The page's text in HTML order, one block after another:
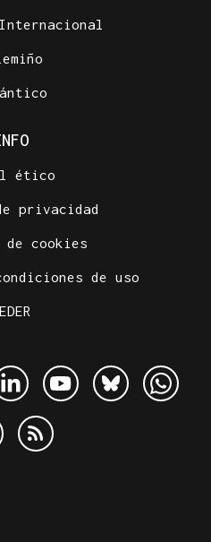
ético
privacidad
cookies
de uso